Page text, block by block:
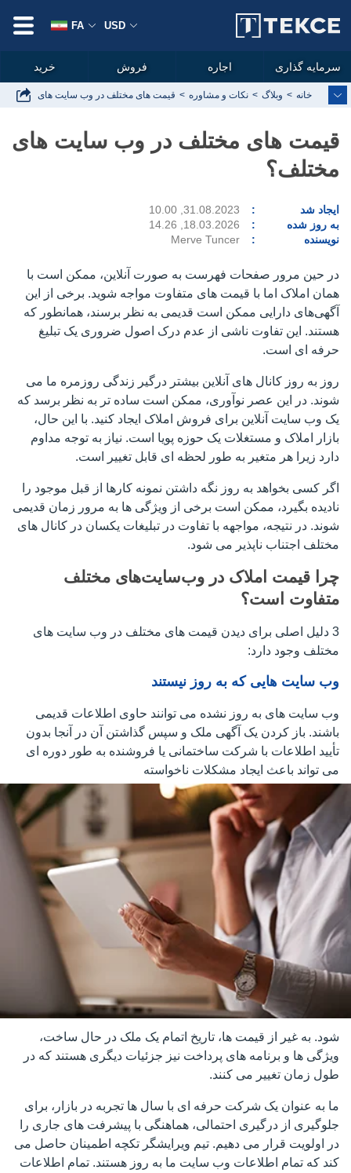
خانه وبلاگ نکات و مشاوره قیمت های مختلف در وب سایت های مختلف؟
قیمت های مختلف در وب سایت های
مختلف؟
ایجاد شد
31.08.2023, 10.00
به روز شده
18.03.2026, 14.26
نویسنده
Merve Tuncer
در حین مرور صفحات فهرست به صورت آنلاین، ممکن است با
همان املاک اما با قیمت های متفاوت مواجه شوید. برخی از این
آگهی‌های دارایی ممکن است قدیمی به نظر برسند، همانطور که
هستند. این تفاوت ناشی از عدم درک اصول ضروری یک تبلیغ
حرفه ای است.
روز به روز کانال های آنلاین بیشتر درگیر زندگی روزمره ما می
شوند. در این عصر نوآوری، ممکن است ساده تر به نظر برسد که
یک وب سایت آنلاین برای فروش املاک ایجاد کنید. با این حال،
بازار املاک و مستغلات یک حوزه پویا است. نیاز به توجه مداوم
دارد زیرا هر متغیر به طور لحظه ای قابل تغییر است.
اگر کسی بخواهد به روز نگه داشتن نمونه کارها از قبل موجود را
نادیده بگیرد، ممکن است برخی از ویژگی ها به مرور زمان قدیمی
شوند. در نتیجه، مواجهه با تفاوت در تبلیغات یکسان در کانال های
مختلف اجتناب ناپذیر می شود.
چرا قیمت املاک در وب‌سایت‌های مختلف
متفاوت است؟
3 دلیل اصلی برای دیدن قیمت های مختلف در وب سایت های
مختلف وجود دارد:
وب سایت هایی که به روز نیستند
وب سایت های به روز نشده می توانند حاوی اطلاعات قدیمی
باشند. باز کردن یک آگهی ملک و سپس گذاشتن آن در آنجا بدون
تأیید اطلاعات با شرکت ساختمانی یا فروشنده به طور دوره ای
می تواند باعث ایجاد مشکلات ناخواسته
شود. به غیر از قیمت ها، تاریخ اتمام یک ملک در حال ساخت،
ویژگی ها و برنامه های پرداخت نیز جزئیات دیگری هستند که در
طول زمان تغییر می کنند.
ما به عنوان یک شرکت حرفه ای با سال ها تجربه در بازار، برای
جلوگیری از درگیری احتمالی، هماهنگی با پیشرفت های جاری را
در اولویت قرار می دهیم. تیم ویرایشگر تکچه اطمینان حاصل می
کند که تمام اطلاعات وب سایت ما به روز هستند. تمام اطلاعات
USD
FA
خرید فروش اجاره سرمایه گذاری